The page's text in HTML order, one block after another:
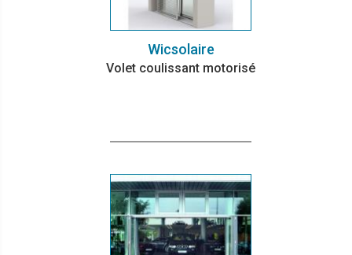
Wicsolaire
Volet coulissant motorisé